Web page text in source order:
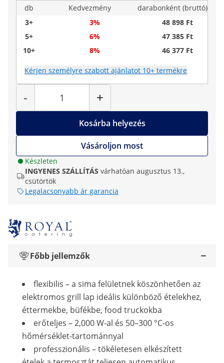
db
Kedvezmény
darabonként (bruttó)
3+
3%
48 898 Ft
5+
6%
47 385 Ft
10+
8% 46 377 Ft
Kérjen személyre szabott ajánlatot 10+ termékre
-
Mennyiség
+
Kosárba helyezés
Vásároljon most
Készleten
INGYENES SZÁLLÍTÁS várhatóan augusztus 13.,
csütörtök
Legalacsonyabb ár garancia
Főbb jellemzők
flexibilis – a sima felületnek köszönhetően az
elektromos grill lap ideális különböző ételekhez,
éttermekbe, büfékbe, food truckokba
erőteljes – 2,000 W-al és 50–300 °C-os
hőmérséklet-tartománnyal
professzionális – tökéletesen elkészített